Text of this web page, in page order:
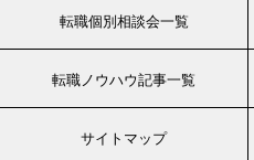
転職個別相談会一覧
転職ノウハウ記事一覧
サイトマップ